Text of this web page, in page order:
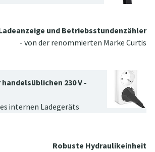
und Betriebsstundenzähler
- von der renommierten Marke Curtis
230 V -
internen Ladegeräts
Robuste Hydraulikeinheit